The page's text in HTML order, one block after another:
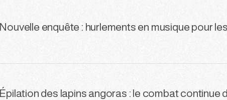
Nouvelle enquête : hurlements en musique pour
Épilation des lapins angoras : le combat continue